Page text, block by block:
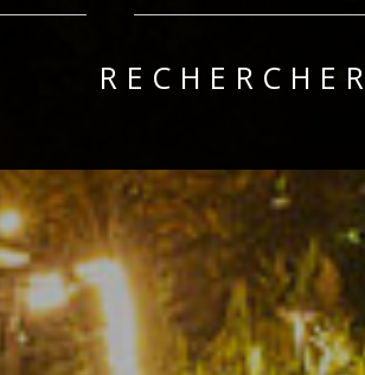
RECHERCHER